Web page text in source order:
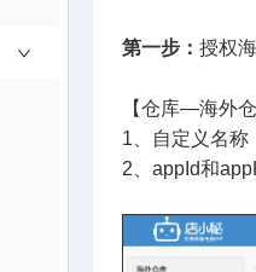
第一步： 授权
【仓库—海外
1、自定义名称
2、appId和